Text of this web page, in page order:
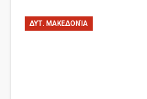
ΔΥΤ. ΜΑΚΕΔΟΝΊΑ